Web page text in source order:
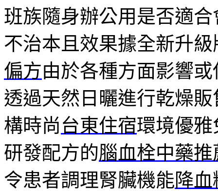
班族隨身辦公用是否適
不治本且效果據全新升
偏方由於各種方面影響
透過天然日曬進行乾燥
構時尚台東住宿環境優
研發配方的腦血栓中藥推
令患者調理腎臟機能降